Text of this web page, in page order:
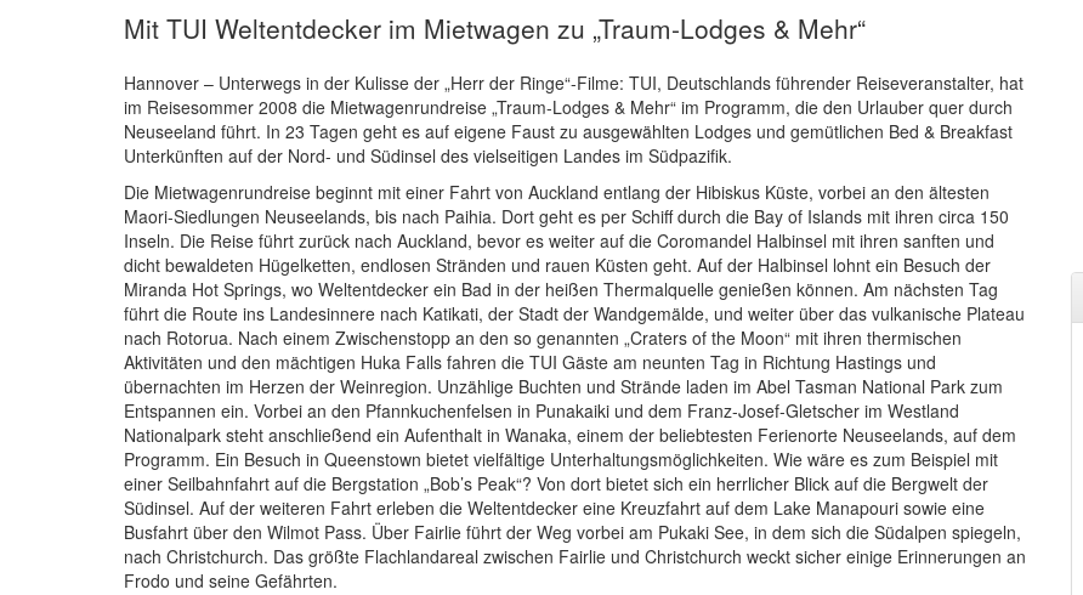
Mit TUI Weltentdecker im Mietwagen zu „Traum-Lodges & Mehr“
Hannover – Unterwegs in der Kulisse der „Herr der Ringe“-Filme: TUI, Deutschlands führender Reiseveranstalter, hat
im Reisesommer 2008 die Mietwagenrundreise „Traum-Lodges & Mehr“ im Programm, die den Urlauber quer durch
Neuseeland führt. In 23 Tagen geht es auf eigene Faust zu ausgewählten Lodges und gemütlichen Bed & Breakfast
Unterkünften auf der Nord- und Südinsel des vielseitigen Landes im Südpazifik.
Die Mietwagenrundreise beginnt mit einer Fahrt von Auckland entlang der Hibiskus Küste, vorbei an den ältesten
Maori-Siedlungen Neuseelands, bis nach Paihia. Dort geht es per Schiff durch die Bay of Islands mit ihren circa 150
Inseln. Die Reise führt zurück nach Auckland, bevor es weiter auf die Coromandel Halbinsel mit ihren sanften und
dicht bewaldeten Hügelketten, endlosen Stränden und rauen Küsten geht. Auf der Halbinsel lohnt ein Besuch der
Miranda Hot Springs, wo Weltentdecker ein Bad in der heißen Thermalquelle genießen können. Am nächsten Tag
führt die Route ins Landesinnere nach Katikati, der Stadt der Wandgemälde, und weiter über das vulkanische Plateau
nach Rotorua. Nach einem Zwischenstopp an den so genannten „Craters of the Moon“ mit ihren thermischen
Aktivitäten und den mächtigen Huka Falls fahren die TUI Gäste am neunten Tag in Richtung Hastings und
übernachten im Herzen der Weinregion. Unzählige Buchten und Strände laden im Abel Tasman National Park zum
Entspannen ein. Vorbei an den Pfannkuchenfelsen in Punakaiki und dem Franz-Josef-Gletscher im Westland
Nationalpark steht anschließend ein Aufenthalt in Wanaka, einem der beliebtesten Ferienorte Neuseelands, auf dem
Programm. Ein Besuch in Queenstown bietet vielfältige Unterhaltungsmöglichkeiten. Wie wäre es zum Beispiel mit
einer Seilbahnfahrt auf die Bergstation „Bob’s Peak“? Von dort bietet sich ein herrlicher Blick auf die Bergwelt der
Südinsel. Auf der weiteren Fahrt erleben die Weltentdecker eine Kreuzfahrt auf dem Lake Manapouri sowie eine
Busfahrt über den Wilmot Pass. Über Fairlie führt der Weg vorbei am Pukaki See, in dem sich die Südalpen spiegeln,
nach Christchurch. Das größte Flachlandareal zwischen Fairlie und Christchurch weckt sicher einige Erinnerungen an
Frodo und seine Gefährten.